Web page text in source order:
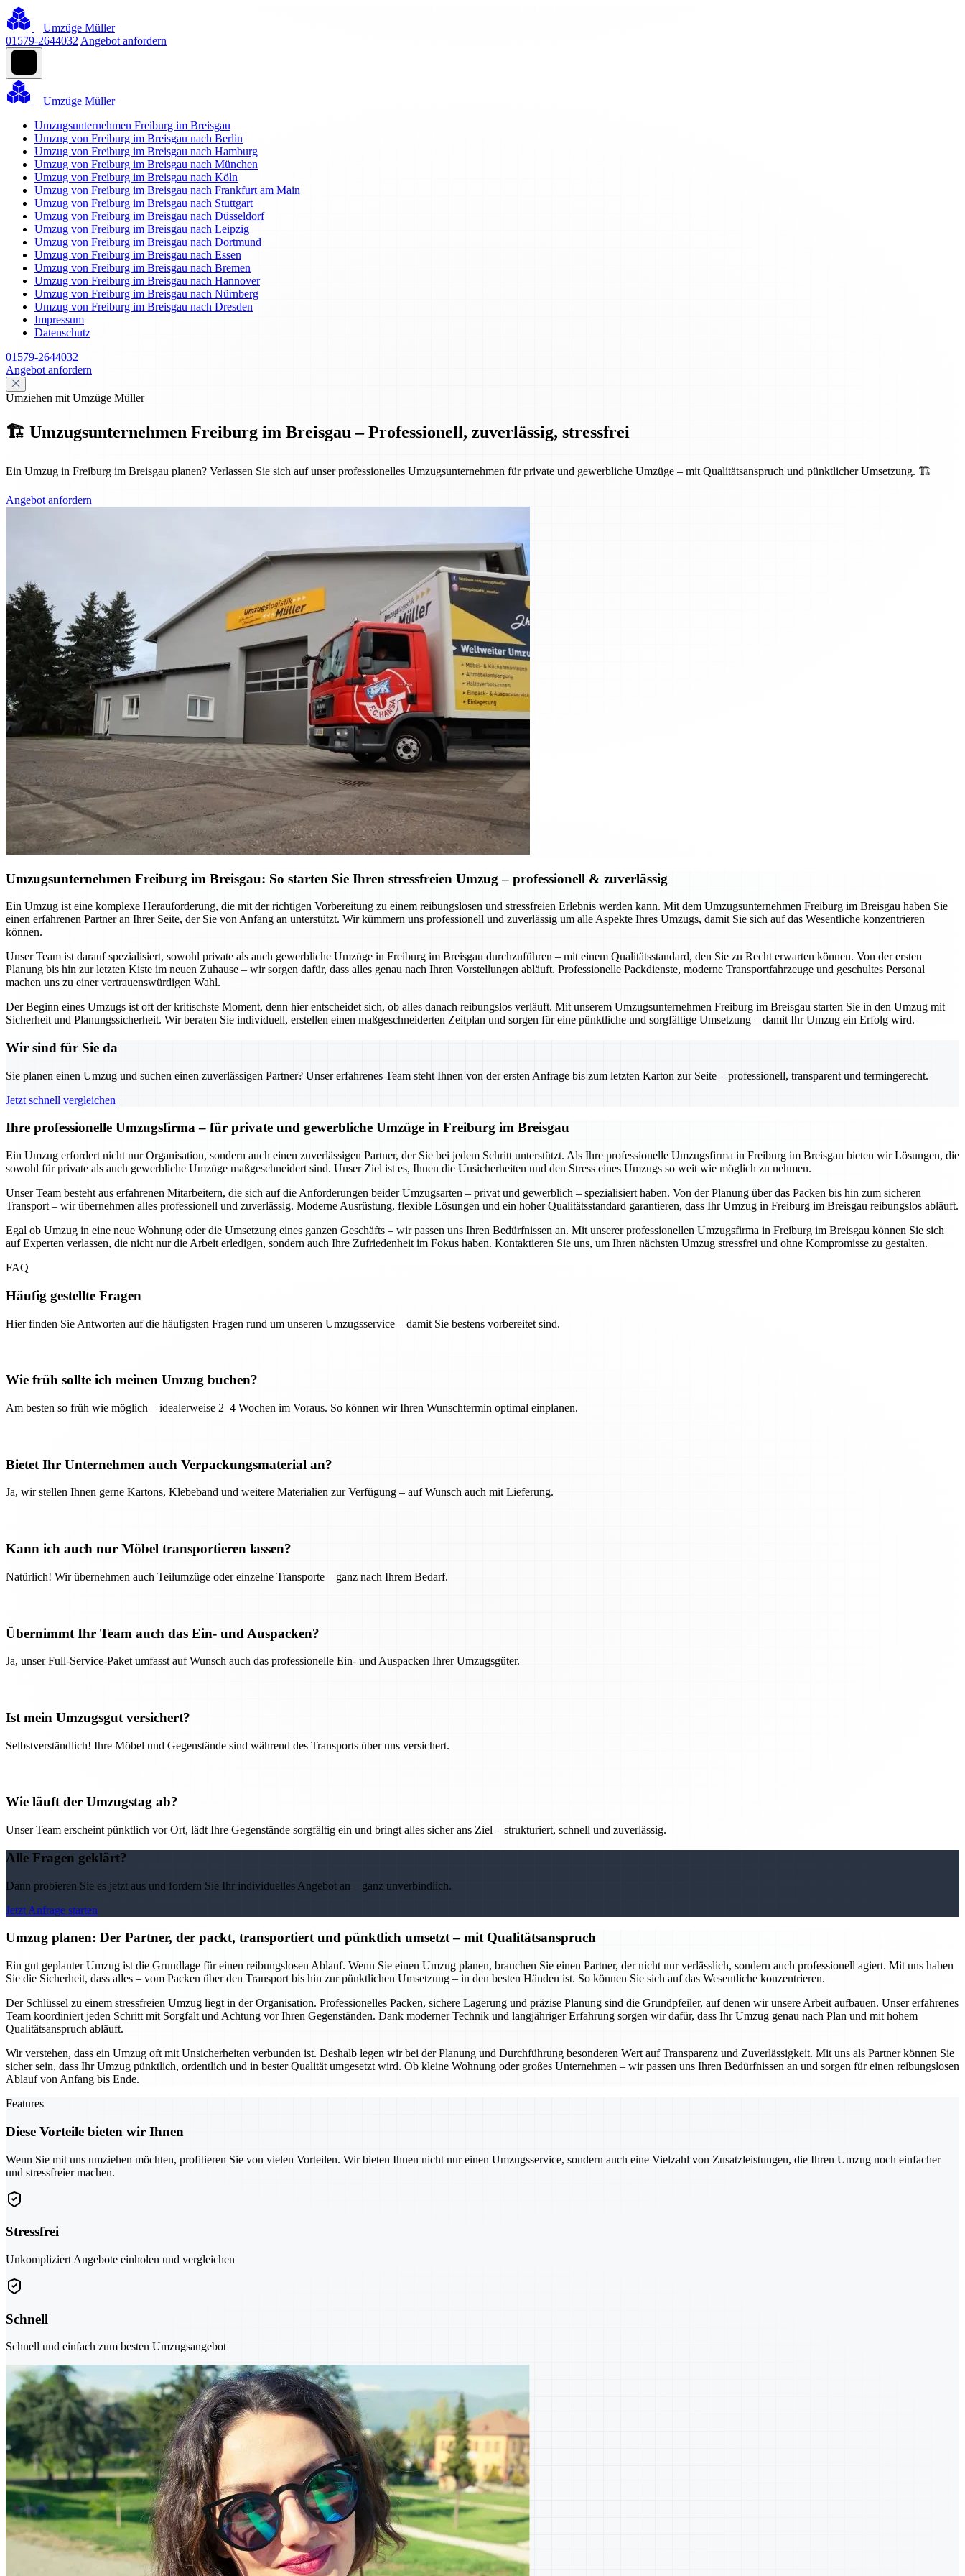
Umzüge Müller
01579-2644032 Angebot anfordern
Umzüge Müller
Umzugsunternehmen Freiburg im Breisgau
Umzug von Freiburg im Breisgau nach Berlin
Umzug von Freiburg im Breisgau nach Hamburg
Umzug von Freiburg im Breisgau nach München
Umzug von Freiburg im Breisgau nach Köln
Umzug von Freiburg im Breisgau nach Frankfurt am Main
Umzug von Freiburg im Breisgau nach Stuttgart
Umzug von Freiburg im Breisgau nach Düsseldorf
Umzug von Freiburg im Breisgau nach Leipzig
Umzug von Freiburg im Breisgau nach Dortmund
Umzug von Freiburg im Breisgau nach Essen
Umzug von Freiburg im Breisgau nach Bremen
Umzug von Freiburg im Breisgau nach Hannover
Umzug von Freiburg im Breisgau nach Nürnberg
Umzug von Freiburg im Breisgau nach Dresden
Impressum
Datenschutz
01579-2644032
Angebot anfordern
Umziehen mit Umzüge Müller
🏗️ Umzugsunternehmen Freiburg im Breisgau – Professionell, zuverlässig, stressfrei
Ein Umzug in Freiburg im Breisgau planen? Verlassen Sie sich auf unser professionelles Umzugsunternehmen für private und gewerbliche Umzüge – mit Qualitätsanspruch und pünktlicher Umsetzung. 🏗️
Angebot anfordern
Umzugsunternehmen Freiburg im Breisgau: So starten Sie Ihren stressfreien Umzug – professionell & zuverlässig
Ein Umzug ist eine komplexe Herauforderung, die mit der richtigen Vorbereitung zu einem reibungslosen und stressfreien Erlebnis werden kann. Mit dem Umzugsunternehmen Freiburg im Breisgau haben Sie
einen erfahrenen Partner an Ihrer Seite, der Sie von Anfang an unterstützt. Wir kümmern uns professionell und zuverlässig um alle Aspekte Ihres Umzugs, damit Sie sich auf das Wesentliche konzentrieren
können.
Unser Team ist darauf spezialisiert, sowohl private als auch gewerbliche Umzüge in Freiburg im Breisgau durchzuführen – mit einem Qualitätsstandard, den Sie zu Recht erwarten können. Von der ersten
Planung bis hin zur letzten Kiste im neuen Zuhause – wir sorgen dafür, dass alles genau nach Ihren Vorstellungen abläuft. Professionelle Packdienste, moderne Transportfahrzeuge und geschultes Personal
machen uns zu einer vertrauenswürdigen Wahl.
Der Beginn eines Umzugs ist oft der kritischste Moment, denn hier entscheidet sich, ob alles danach reibungslos verläuft. Mit unserem Umzugsunternehmen Freiburg im Breisgau starten Sie in den Umzug mit
Sicherheit und Planungssicherheit. Wir beraten Sie individuell, erstellen einen maßgeschneiderten Zeitplan und sorgen für eine pünktliche und sorgfältige Umsetzung – damit Ihr Umzug ein Erfolg wird.
Wir sind für Sie da
Sie planen einen Umzug und suchen einen zuverlässigen Partner? Unser erfahrenes Team steht Ihnen von der ersten Anfrage bis zum letzten Karton zur Seite – professionell, transparent und termingerecht.
Jetzt schnell vergleichen
Ihre professionelle Umzugsfirma – für private und gewerbliche Umzüge in Freiburg im Breisgau
Ein Umzug erfordert nicht nur Organisation, sondern auch einen zuverlässigen Partner, der Sie bei jedem Schritt unterstützt. Als Ihre professionelle Umzugsfirma in Freiburg im Breisgau bieten wir Lösungen, die
sowohl für private als auch gewerbliche Umzüge maßgeschneidert sind. Unser Ziel ist es, Ihnen die Unsicherheiten und den Stress eines Umzugs so weit wie möglich zu nehmen.
Unser Team besteht aus erfahrenen Mitarbeitern, die sich auf die Anforderungen beider Umzugsarten – privat und gewerblich – spezialisiert haben. Von der Planung über das Packen bis hin zum sicheren
Transport – wir übernehmen alles professionell und zuverlässig. Moderne Ausrüstung, flexible Lösungen und ein hoher Qualitätsstandard garantieren, dass Ihr Umzug in Freiburg im Breisgau reibungslos abläuft.
Egal ob Umzug in eine neue Wohnung oder die Umsetzung eines ganzen Geschäfts – wir passen uns Ihren Bedürfnissen an. Mit unserer professionellen Umzugsfirma in Freiburg im Breisgau können Sie sich
auf Experten verlassen, die nicht nur die Arbeit erledigen, sondern auch Ihre Zufriedenheit im Fokus haben. Kontaktieren Sie uns, um Ihren nächsten Umzug stressfrei und ohne Kompromisse zu gestalten.
FAQ
Häufig gestellte Fragen
Hier finden Sie Antworten auf die häufigsten Fragen rund um unseren Umzugsservice – damit Sie bestens vorbereitet sind.
Wie früh sollte ich meinen Umzug buchen?
Am besten so früh wie möglich – idealerweise 2–4 Wochen im Voraus. So können wir Ihren Wunschtermin optimal einplanen.
Bietet Ihr Unternehmen auch Verpackungsmaterial an?
Ja, wir stellen Ihnen gerne Kartons, Klebeband und weitere Materialien zur Verfügung – auf Wunsch auch mit Lieferung.
Kann ich auch nur Möbel transportieren lassen?
Natürlich! Wir übernehmen auch Teilumzüge oder einzelne Transporte – ganz nach Ihrem Bedarf.
Übernimmt Ihr Team auch das Ein- und Auspacken?
Ja, unser Full-Service-Paket umfasst auf Wunsch auch das professionelle Ein- und Auspacken Ihrer Umzugsgüter.
Ist mein Umzugsgut versichert?
Selbstverständlich! Ihre Möbel und Gegenstände sind während des Transports über uns versichert.
Wie läuft der Umzugstag ab?
Unser Team erscheint pünktlich vor Ort, lädt Ihre Gegenstände sorgfältig ein und bringt alles sicher ans Ziel – strukturiert, schnell und zuverlässig.
Alle Fragen geklärt?
Dann probieren Sie es jetzt aus und fordern Sie Ihr individuelles Angebot an – ganz unverbindlich.
Jetzt Anfrage starten
Umzug planen: Der Partner, der packt, transportiert und pünktlich umsetzt – mit Qualitätsanspruch
Ein gut geplanter Umzug ist die Grundlage für einen reibungslosen Ablauf. Wenn Sie einen Umzug planen, brauchen Sie einen Partner, der nicht nur verlässlich, sondern auch professionell agiert. Mit uns haben
Sie die Sicherheit, dass alles – vom Packen über den Transport bis hin zur pünktlichen Umsetzung – in den besten Händen ist. So können Sie sich auf das Wesentliche konzentrieren.
Der Schlüssel zu einem stressfreien Umzug liegt in der Organisation. Professionelles Packen, sichere Lagerung und präzise Planung sind die Grundpfeiler, auf denen wir unsere Arbeit aufbauen. Unser erfahrenes
Team koordiniert jeden Schritt mit Sorgfalt und Achtung vor Ihren Gegenständen. Dank moderner Technik und langjähriger Erfahrung sorgen wir dafür, dass Ihr Umzug genau nach Plan und mit hohem
Qualitätsanspruch abläuft.
Wir verstehen, dass ein Umzug oft mit Unsicherheiten verbunden ist. Deshalb legen wir bei der Planung und Durchführung besonderen Wert auf Transparenz und Zuverlässigkeit. Mit uns als Partner können Sie
sicher sein, dass Ihr Umzug pünktlich, ordentlich und in bester Qualität umgesetzt wird. Ob kleine Wohnung oder großes Unternehmen – wir passen uns Ihren Bedürfnissen an und sorgen für einen reibungslosen
Ablauf von Anfang bis Ende.
Features
Diese Vorteile bieten wir Ihnen
Wenn Sie mit uns umziehen möchten, profitieren Sie von vielen Vorteilen. Wir bieten Ihnen nicht nur einen Umzugsservice, sondern auch eine Vielzahl von Zusatzleistungen, die Ihren Umzug noch einfacher
und stressfreier machen.
Stressfrei
Unkompliziert Angebote einholen und vergleichen
Schnell
Schnell und einfach zum besten Umzugsangebot